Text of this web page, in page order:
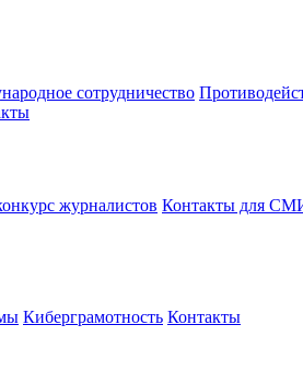
сотрудничество
журналистов Контакты для
Киберграмотность Контакты